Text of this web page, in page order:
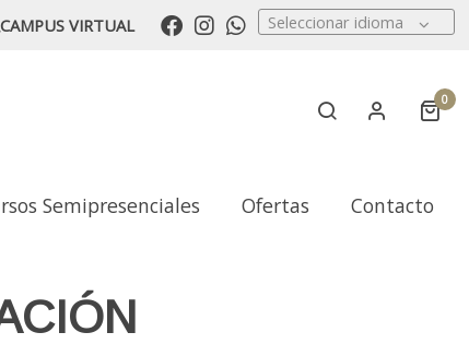
VIRTUAL Seleccionar idioma
0
Semipresenciales Ofertas Contacto